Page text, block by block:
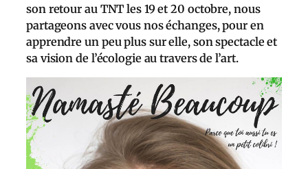
son retour au TNT les 19 et 20 octobre, nous
partageons avec vous nos échanges, pour en
apprendre un peu plus sur elle, son spectacle et
sa vision de l’écologie au travers de l’art.